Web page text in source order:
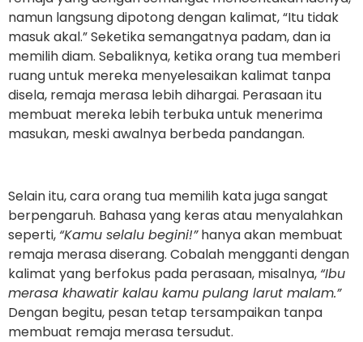
namun langsung dipotong dengan kalimat, “Itu tidak
masuk akal.” Seketika semangatnya padam, dan ia
memilih diam. Sebaliknya, ketika orang tua memberi
ruang untuk mereka menyelesaikan kalimat tanpa
disela, remaja merasa lebih dihargai. Perasaan itu
membuat mereka lebih terbuka untuk menerima
masukan, meski awalnya berbeda pandangan.
Selain itu, cara orang tua memilih kata juga sangat
berpengaruh. Bahasa yang keras atau menyalahkan
seperti, “Kamu selalu begini!”hanya akan membuat
remaja merasa diserang. Cobalah mengganti dengan
kalimat yang berfokus pada perasaan, misalnya, “Ibu
merasa khawatir kalau kamu pulang larut malam.”
Dengan begitu, pesan tetap tersampaikan tanpa
membuat remaja merasa tersudut.